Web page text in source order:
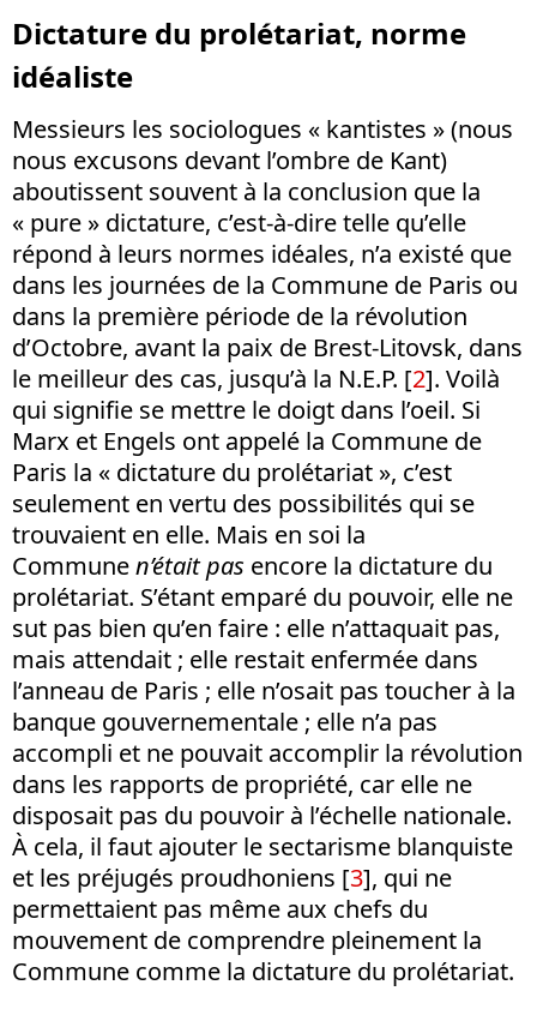
Dictature du prolétariat, norme
idéaliste
Messieurs les sociologues « kantistes » (nous
nous excusons devant l’ombre de Kant)
aboutissent souvent à la conclusion que la
« pure » dictature, c’est-à-dire telle qu’elle
répond à leurs normes idéales, n’a existé que
dans les journées de la Commune de Paris ou
dans la première période de la révolution
d’Octobre, avant la paix de Brest-Litovsk, dans
le meilleur des cas, jusqu’à la N.E.P. [2]. Voilà
qui signifie se mettre le doigt dans l’oeil. Si
Marx et Engels ont appelé la Commune de
Paris la « dictature du prolétariat », c’est
seulement en vertu des possibilités qui se
trouvaient en elle. Mais en soi la
Communen’était pas encore la dictature du
prolétariat. S’étant emparé du pouvoir, elle ne
sut pas bien qu’en faire : elle n’attaquait pas,
mais attendait ; elle restait enfermée dans
l’anneau de Paris ; elle n’osait pas toucher à la
banque gouvernementale ; elle n’a pas
accompli et ne pouvait accomplir la révolution
dans les rapports de propriété, car elle ne
disposait pas du pouvoir à l’échelle nationale.
À cela, il faut ajouter le sectarisme blanquiste
et les préjugés proudhoniens [3], qui ne
permettaient pas même aux chefs du
mouvement de comprendre pleinement la
Commune comme la dictature du prolétariat.